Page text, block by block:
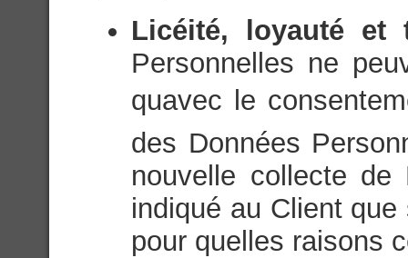
Licéité, loyauté et
Personnelles ne
quavec le
des Données
nouvelle collecte de
indiqué au Client
pour quelles raisons